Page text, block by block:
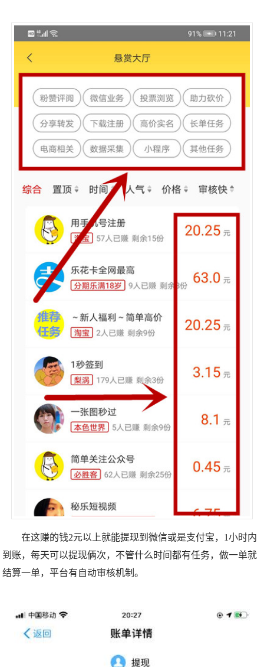
在这赚的钱2元以上就能提现到微信或是支付宝，1小时内
到账，每天可以提现俩次，不管什么时间都有任务，做一单就
结算一单，平台有自动审核机制。